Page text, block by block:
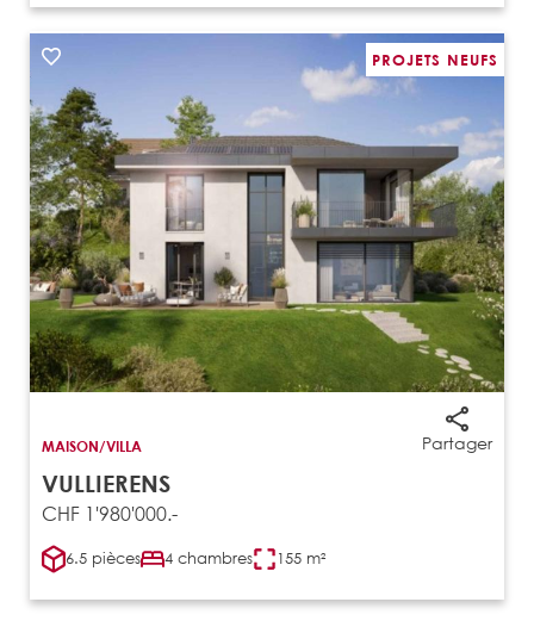
PROJETS NEUFS
Partager
MAISON/VILLA
VULLIERENS
CHF 1'980'000.-
6.5 pièces 4 chambres 155 m²